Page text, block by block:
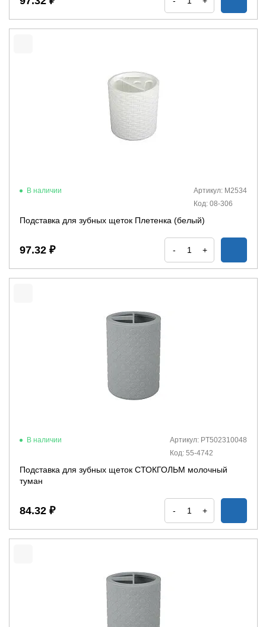
В наличии
Артикул: М2534
Код: 08-306
Подставка для зубных щеток Плетенка (белый)
97.32 ₽ - +
В наличии
Артикул: PT502310048
Код: 55-4742
Подставка для зубных щеток СТОКГОЛЬМ молочный
туман
84.32 ₽ - +